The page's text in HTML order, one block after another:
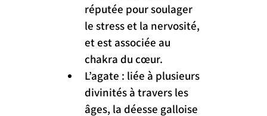
réputée pour soulager
le stress et la nervosité,
et est associée au
chakra du cœur.
L’agate : liée à plusieurs
divinités à travers les
âges, la déesse galloise